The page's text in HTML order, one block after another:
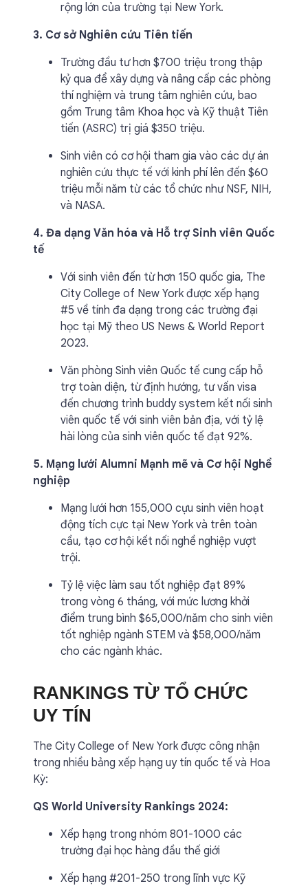
rộng lớn của trường tại New York.
3. Cơ sở Nghiên cứu Tiên tiến
Trường đầu tư hơn $700 triệu trong thập
kỷ qua để xây dựng và nâng cấp các phòng
thí nghiệm và trung tâm nghiên cứu, bao
gồm Trung tâm Khoa học và Kỹ thuật Tiên
tiến (ASRC) trị giá $350 triệu.
Sinh viên có cơ hội tham gia vào các dự án
nghiên cứu thực tế với kinh phí lên đến $60
triệu mỗi năm từ các tổ chức như NSF, NIH,
và NASA.
4. Đa dạng Văn hóa và Hỗ trợ Sinh viên Quốc
tế
Với sinh viên đến từ hơn 150 quốc gia, The
City College of New York được xếp hạng
#5 về tính đa dạng trong các trường đại
học tại Mỹ theo US News & World Report
2023.
Văn phòng Sinh viên Quốc tế cung cấp hỗ
trợ toàn diện, từ định hướng, tư vấn visa
đến chương trình buddy system kết nối sinh
viên quốc tế với sinh viên bản địa, với tỷ lệ
hài lòng của sinh viên quốc tế đạt 92%.
5. Mạng lưới Alumni Mạnh mẽ và Cơ hội Nghề
nghiệp
Mạng lưới hơn 155,000 cựu sinh viên hoạt
động tích cực tại New York và trên toàn
cầu, tạo cơ hội kết nối nghề nghiệp vượt
trội.
Tỷ lệ việc làm sau tốt nghiệp đạt 89%
trong vòng 6 tháng, với mức lương khởi
điểm trung bình $65,000/năm cho sinh viên
tốt nghiệp ngành STEM và $58,000/năm
cho các ngành khác.
RANKINGS TỪ TỔ CHỨC
UY TÍN
The City College of New York được công nhận
trong nhiều bảng xếp hạng uy tín quốc tế và Hoa
Kỳ:
QS World University Rankings 2024:
Xếp hạng trong nhóm 801-1000 các
trường đại học hàng đầu thế giới
Xếp hạng #201-250 trong lĩnh vực Kỹ